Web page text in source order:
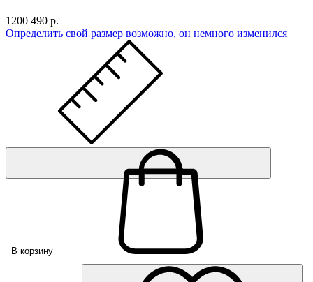
1200 490 р.
Определить свой размер возможно, он немного изменился
В корзину